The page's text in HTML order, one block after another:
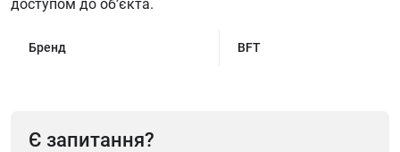
доступом до об’єкта.
Бренд BFT
Є запитання?